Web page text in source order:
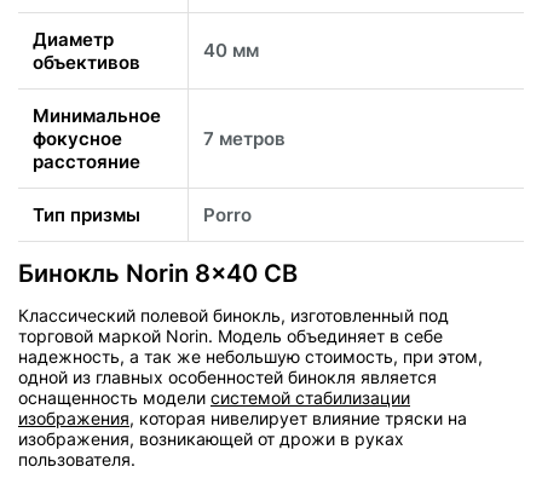
Диаметр
объективов
40 мм
Минимальное
фокусное
расстояние
7 метров
Тип призмы Porro
Бинокль Norin 8x40 СВ
Классический полевой бинокль, изготовленный под
торговой маркой Norin. Модель объединяет в себе
надежность, а так же небольшую стоимость, при этом,
одной из главных особенностей бинокля является
оснащенность модели системой стабилизации
изображения, которая нивелирует влияние тряски на
изображения, возникающей от дрожи в руках
пользователя.